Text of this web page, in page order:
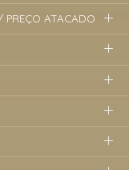
PREÇO ATACADO